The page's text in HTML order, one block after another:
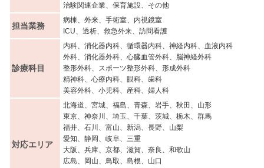
治験関連企業、保育施設、その他
担当業務
病棟、外来、手術室、内視鏡室
ICU、透析、救急外来、訪問看護
診療科目
内科、消化器内科、循環器内科、神経内科、血液内科
外科、消化器外科、心臓血管外科、脳神経外科
整形外科、スポーツ整形外科、形成外科
精神科、心療内科、眼科、歯科
美容外科、小児科、産科、婦人科
対応エリア
北海道、宮城、福島、青森、岩手、秋田、山形
東京、神奈川、埼玉、千葉、茨城、栃木、群馬
福井、石川、富山、新潟、長野、山梨
愛知、静岡、岐阜、三重
大阪、兵庫、京都、滋賀、奈良、和歌山
広島、岡山、鳥取、島根、山口